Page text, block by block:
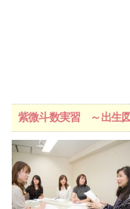
紫微斗数実習 ～出生